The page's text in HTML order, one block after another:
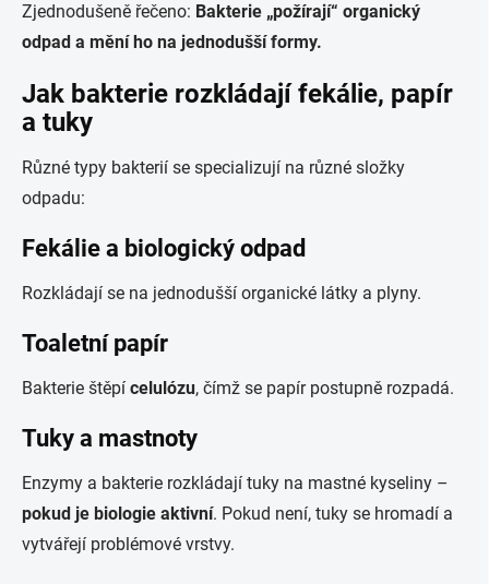
Zjednodušeně řečeno: Bakterie „požírají“ organický
odpad a mění ho na jednodušší formy.
Jak bakterie rozkládají fekálie, papír
a tuky
Různé typy bakterií se specializují na různé složky
odpadu:
Fekálie a biologický odpad
Rozkládají se na jednodušší organické látky a plyny.
Toaletní papír
Bakterie štěpí celulózu, čímž se papír postupně rozpadá.
Tuky a mastnoty
Enzymy a bakterie rozkládají tuky na mastné kyseliny –
pokud je biologie aktivní. Pokud není, tuky se hromadí a
vytvářejí problémové vrstvy.